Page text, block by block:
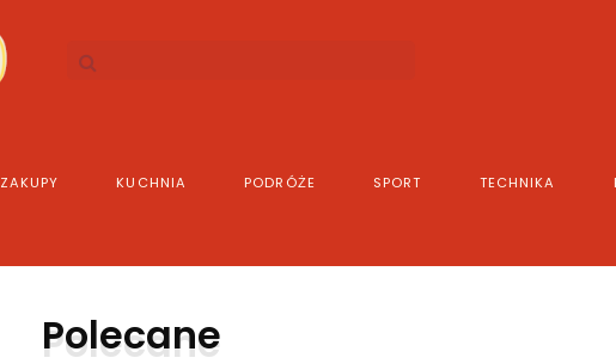
ZAKUPY KUCHNIA PODRÓŻE SPORT TECHNIKA
Polecane